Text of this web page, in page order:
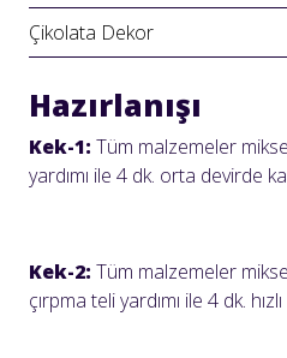
Çikolata Dekor
Hazırlanışı
Kek-1: Tüm malzemeler
yardımı ile 4 dk. orta devirde
Kek-2: Tüm malzemeler
çırpma teli yardımı ile 4 dk. hızlı